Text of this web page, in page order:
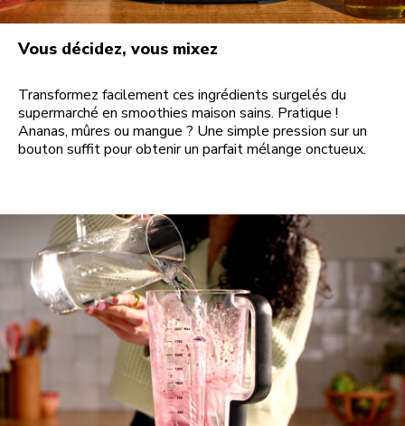
Vous décidez, vous mixez
Transformez facilement ces ingrédients surgelés du
supermarché en smoothies maison sains. Pratique !
Ananas, mûres ou mangue ? Une simple pression sur un
bouton suffit pour obtenir un parfait mélange onctueux.